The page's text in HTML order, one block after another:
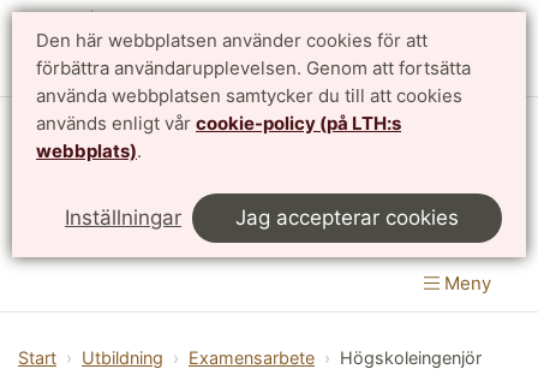
Den här webbplatsen använder cookies för att
förbättra användarupplevelsen. Genom att fortsätta
använda webbplatsen samtycker du till att cookies
används enligt vår cookie-policy (på LTH:s
webbplats).
Inställningar Jag accepterar cookies
Avdelningen för teknisk akustik
Institutionen för byggvetenskaper|LTH, Lunds
Tekniska Högskola
Meny
Start Utbildning Examensarbete Högskoleingenjör